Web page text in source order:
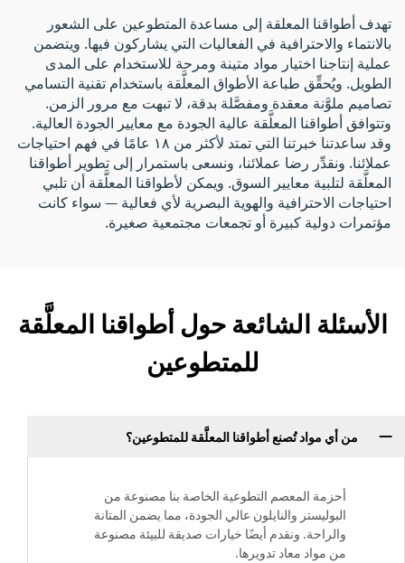
تهدف أطواقنا المعلقة إلى مساعدة المتطوعين على الشعور
بالانتماء والاحترافية في الفعاليات التي يشاركون فيها. ويتضمن
عملية إنتاجنا اختيار مواد متينة ومرحة للاستخدام على المدى
الطويل. ويُحقِّق طباعة الأطواق المعلَّقة باستخدام تقنية التسامي
تصاميم ملوَّنة معقدة ومفصَّلة بدقة، لا تبهت مع مرور الزمن.
وتتوافق أطواقنا المعلَّقة عالية الجودة مع معايير الجودة العالية.
وقد ساعدتنا خبرتنا التي تمتد لأكثر من ١٨ عامًا في فهم احتياجات
عملائنا. ونقدِّر رضا عملائنا، ونسعى باستمرار إلى تطوير أطواقنا
المعلَّقة لتلبية معايير السوق. ويمكن لأطواقنا المعلَّقة أن تلبي
احتياجات الاحترافية والهوية البصرية لأي فعالية — سواء كانت
مؤتمرات دولية كبيرة أو تجمعات مجتمعية صغيرة.
الأسئلة الشائعة حول أطواقنا المعلَّقة
للمتطوعين
من أي مواد تُصنع أطواقنا المعلَّقة للمتطوعين؟
أحزمة المعصم التطوعية الخاصة بنا مصنوعة من
البوليستر والنايلون عالي الجودة، مما يضمن المتانة
والراحة. ونقدم أيضًا خيارات صديقة للبيئة مصنوعة
من مواد معاد تدويرها.